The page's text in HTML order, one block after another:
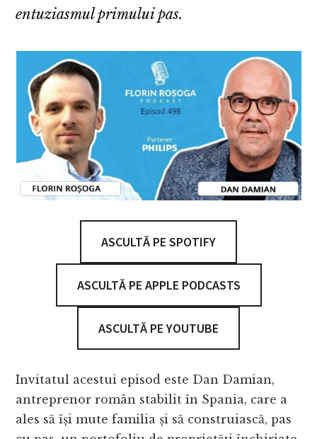
entuziasmul primului pas.
ASCULTĂ PE SPOTIFY
ASCULTĂ PE APPLE PODCASTS
ASCULTĂ PE YOUTUBE
Invitatul acestui episod este Dan Damian,
antreprenor român stabilit în Spania, care a
ales să își mute familia și să construiască, pas